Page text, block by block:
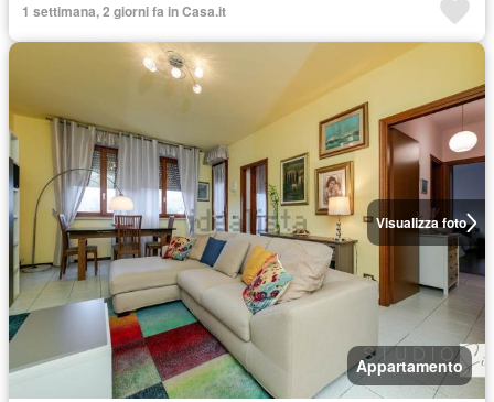
1 settimana, 2 giorni fa in Casa.it
Visualizza foto
Appartamento